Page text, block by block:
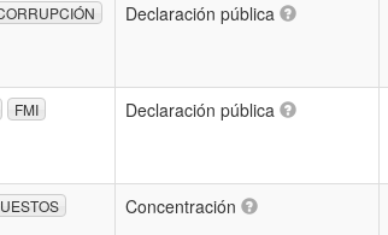
Declaración pública
FMI
Declaración pública
Concentración